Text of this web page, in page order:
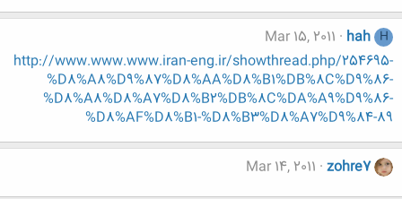
H
hah
Mar 15, 2011
http://www.www.www.iran-eng.ir/showthread.php/254695-
%D8%A8%D9%87%D8%AA%D8%B1%DB%8C%D9%86-
%D8%A8%D8%A7%D8%B2%DB%8C%DA%A9%D9%86-
%D8%AF%D8%B1-%D8%B3%D8%A7%D9%84-89
zohre7
Mar 14, 2011